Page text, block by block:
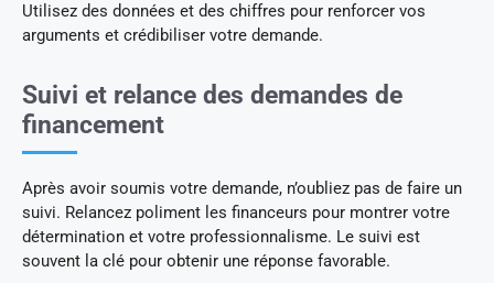
Utilisez des données et des chiffres pour renforcer vos
arguments et crédibiliser votre demande.
Suivi et relance des demandes de
financement
Après avoir soumis votre demande, n’oubliez pas de faire un
suivi. Relancez poliment les financeurs pour montrer votre
détermination et votre professionnalisme. Le suivi est
souvent la clé pour obtenir une réponse favorable.